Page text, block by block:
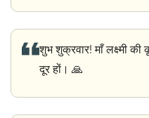
शुभ शुक्रवार! माँ लक्ष्मी
दूर हों। 🙏